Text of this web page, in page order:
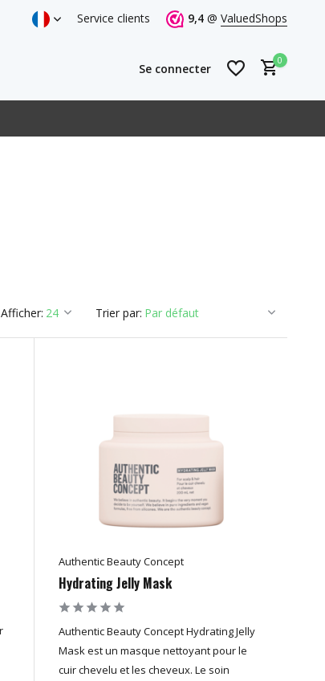
Point de vente officiel d'ABC Commandez
Service clients 9,4 @ ValuedShops
Se connecter
0
Afficher: Trier par:
Authentic Beauty Concept
Hydrating Jelly Mask
Authentic Beauty Concept Hydrating Jelly
Mask est un masque nettoyant pour le
cuir chevelu et les cheveux. Le soin